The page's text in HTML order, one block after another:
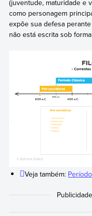
(juventude, maturidade e
como personagem
expõe sua defesa
não está escrita sob
Veja também: